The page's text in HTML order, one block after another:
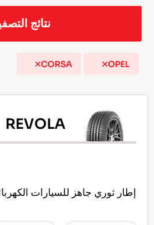
نصائح للقيادة في الثلج
اقرأ المزيد
نتائج
OPEL
CORSA
REVOLA
إطار ثوري جاهز للسيارات